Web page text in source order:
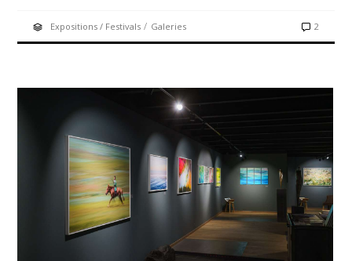
Expositions / Festivals / Galeries 2